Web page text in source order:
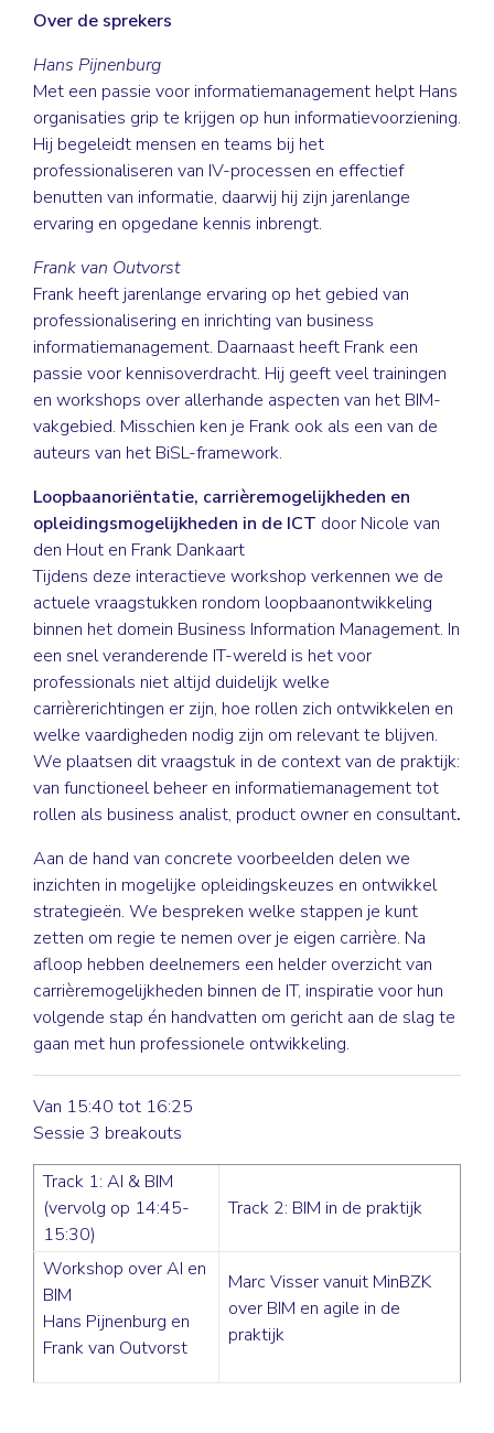
Over de sprekers
Hans Pijnenburg
Met een passie voor informatiemanagement helpt Hans
organisaties grip te krijgen op hun informatievoorziening.
Hij begeleidt mensen en teams bij het
professionaliseren van IV-processen en effectief
benutten van informatie, daarwij hij zijn jarenlange
ervaring en opgedane kennis inbrengt.
Frank van Outvorst
Frank heeft jarenlange ervaring op het gebied van
professionalisering en inrichting van business
informatiemanagement. Daarnaast heeft Frank een
passie voor kennisoverdracht. Hij geeft veel trainingen
en workshops over allerhande aspecten van het BIM-
vakgebied. Misschien ken je Frank ook als een van de
auteurs van het BiSL-framework.
Loopbaanoriëntatie, carrièremogelijkheden en
opleidingsmogelijkheden in de ICT door Nicole van
den Hout en Frank Dankaart
Tijdens deze interactieve workshop verkennen we de
actuele vraagstukken rondom loopbaanontwikkeling
binnen het domein Business Information Management. In
een snel veranderende IT-wereld is het voor
professionals niet altijd duidelijk welke
carrièrerichtingen er zijn, hoe rollen zich ontwikkelen en
welke vaardigheden nodig zijn om relevant te blijven.
We plaatsen dit vraagstuk in de context van de praktijk:
van functioneel beheer en informatiemanagement tot
rollen als business analist, product owner en consultant.
Aan de hand van concrete voorbeelden delen we
inzichten in mogelijke opleidingskeuzes en ontwikkel
strategieën. We bespreken welke stappen je kunt
zetten om regie te nemen over je eigen carrière. Na
afloop hebben deelnemers een helder overzicht van
carrièremogelijkheden binnen de IT, inspiratie voor hun
volgende stap én handvatten om gericht aan de slag te
gaan met hun professionele ontwikkeling.
Van 15:40 tot 16:25
Sessie 3 breakouts
Track 1: AI & BIM
(vervolg op 14:45-
15:30)
Track 2: BIM in de praktijk
Workshop over AI en
BIM
Hans Pijnenburg en
Frank van Outvorst
Marc Visser vanuit MinBZK
over BIM en agile in de
praktijk